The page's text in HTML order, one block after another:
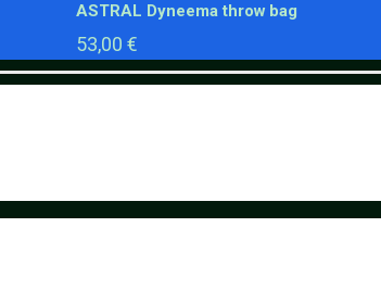
ASTRAL Dyneema throw bag
53,00 €